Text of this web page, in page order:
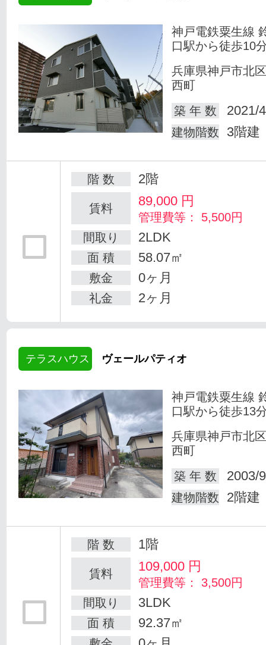
神戸電鉄粟生線
口駅から徒歩10
兵庫県神戸市北
西町
築 年 数
2021/
建物階数 3階建
階 数 2階
賃料 89,000 円
管理費等： 5,500円
間取り
2LDK
面 積 58.07㎡
敷金 0ヶ月
礼金 2ヶ月
テラスハウス ヴェールパティオ
神戸電鉄粟生線
口駅から徒歩13
兵庫県神戸市北
西町
築 年 数
2003/
建物階数 2階建
階 数 1階
賃料 109,000 円
管理費等： 3,500円
間取り
3LDK
面 積 92.37㎡